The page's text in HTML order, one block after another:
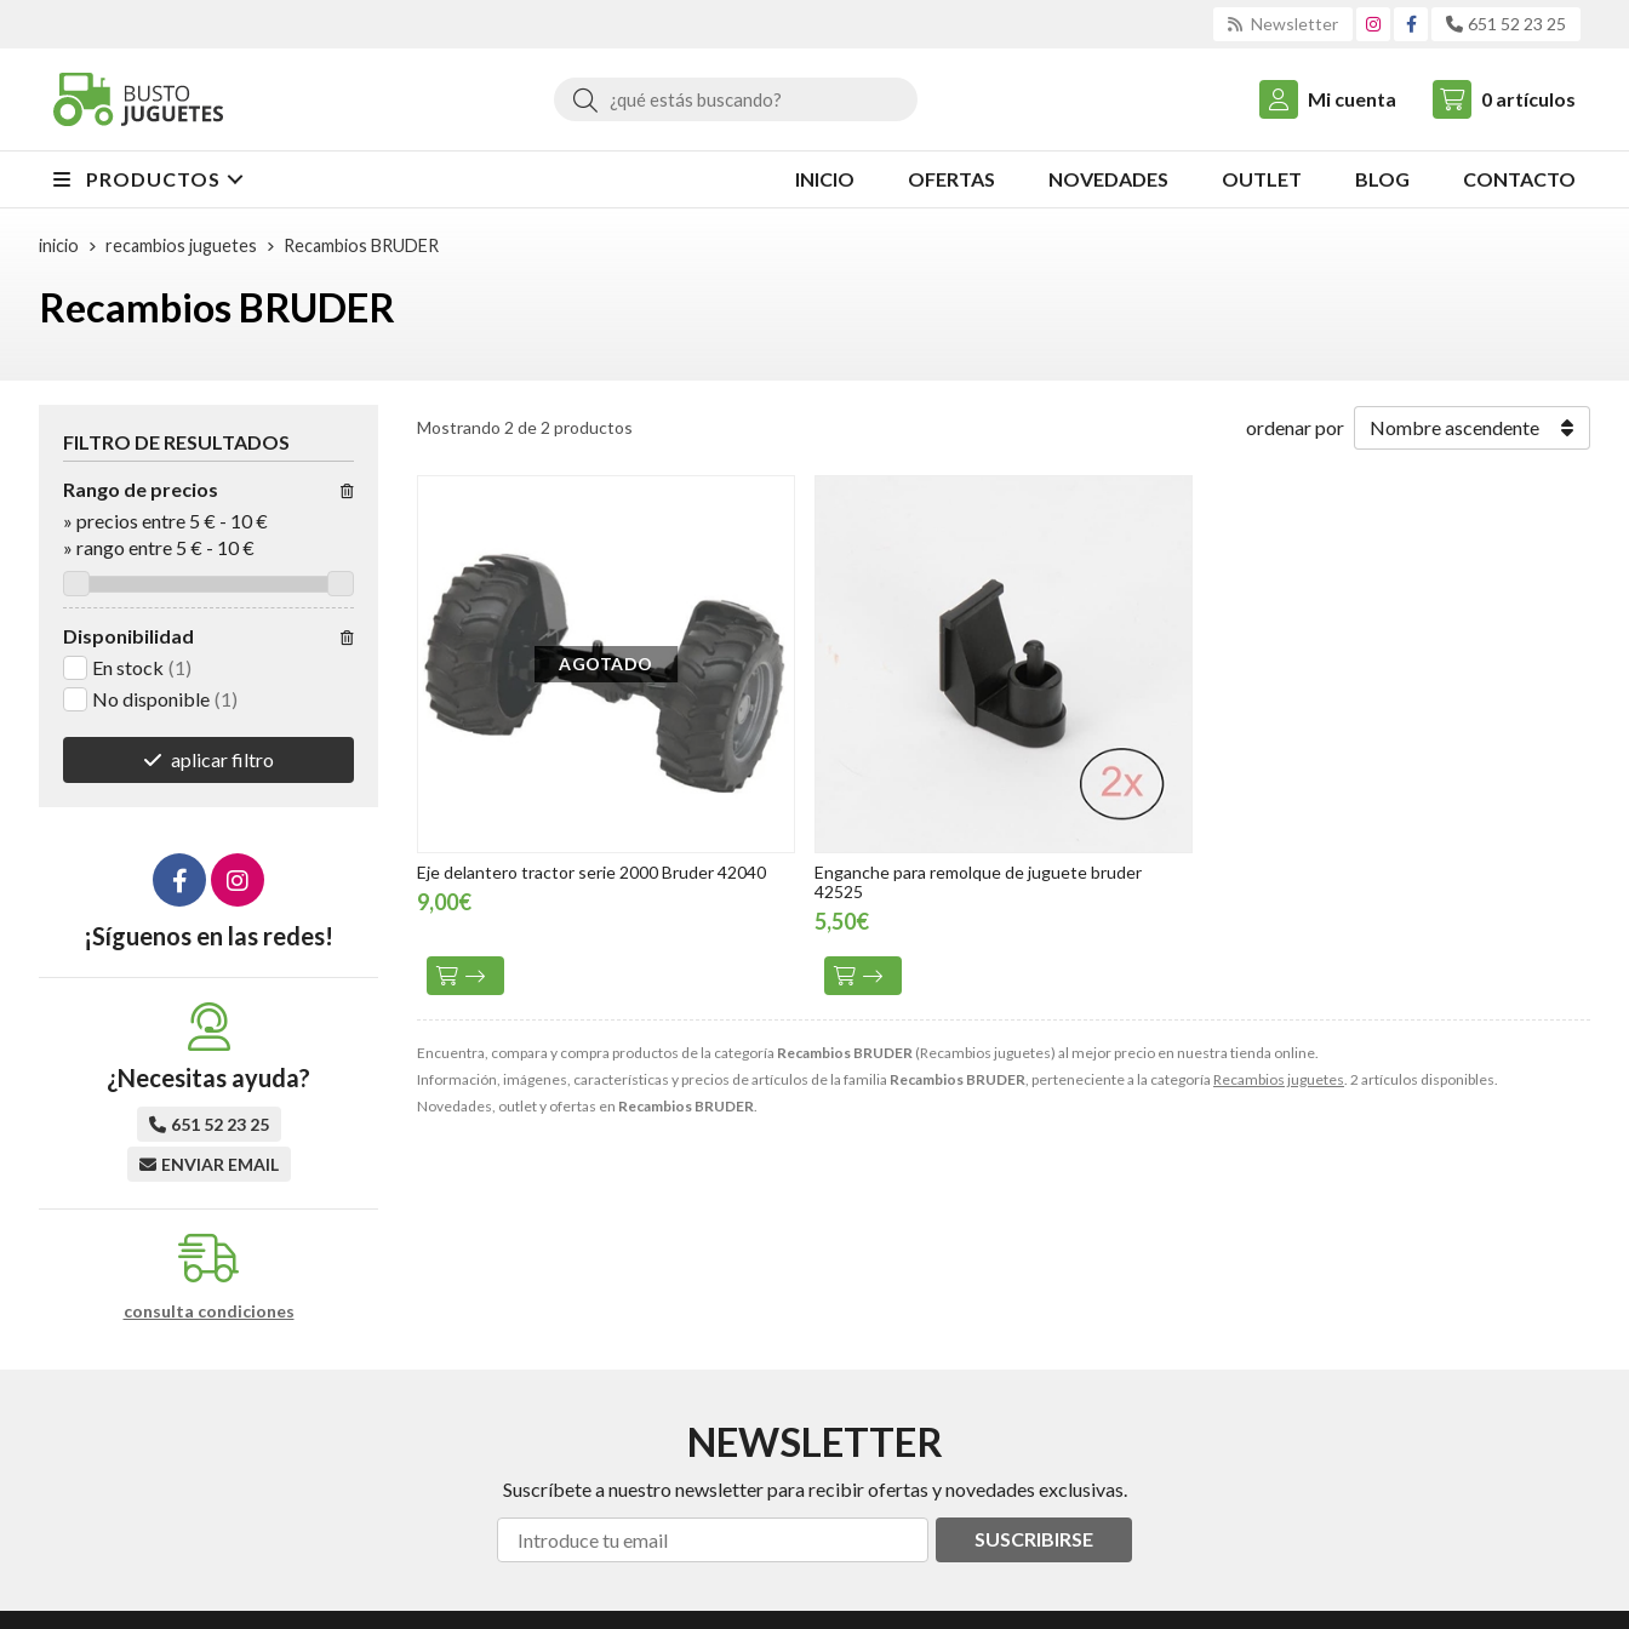
Newsletter 651 52 23 25
Buscar Mi cuenta 0 artículos
PRODUCTOS INICIO OFERTAS NOVEDADES OUTLET BLOG CONTACTO
inicio recambios juguetes Recambios BRUDER
Recambios BRUDER
Encuentra, compara y compra productos de la categoría Recambios BRUDER (Recambios juguetes) al mejor precio en nuestra tienda online.
Información, imágenes, características y precios de artículos de la familia Recambios BRUDER , perteneciente a la categoría Recambios juguetes . 2 artículos disponibles.
Novedades, outlet y ofertas en Recambios BRUDER
Mostrando 2 de 2 productos ordenar por
AGOTADO
Eje delantero tractor serie 2000 Bruder 42040
9,00€
Enganche para remolque de juguete bruder
42525
5,50€
FILTRO DE RESULTADOS
Rango de precios
» precios entre 5 € - 10 €
» rango entre 5 € - 10€
Disponibilidad
En stock (1)
No disponible (1)
aplicar filtro
¡Síguenos en las redes!
¿Necesitas ayuda?
651 52 23 25
ENVIAR EMAIL
consulta condiciones
NEWSLETTER
Suscríbete a nuestro newsletter para recibir ofertas y novedades exclusivas.
SUSCRIBIRSE